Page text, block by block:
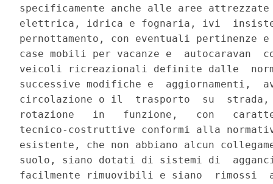
specificamente anche alle aree
elettrica, idrica e fognaria, ivi
pernottamento, con eventuali pertinenze
case mobili per vacanze e
veicoli ricreazionali definite dalle
successive modifiche e
circolazione o il  trasporto  su
rotazione   in   funzione,   con
tecnico-costruttive conformi alla
esistente, che non abbiano alcun
suolo, siano dotati di sistemi di
facilmente rimuovibili e siano  rimossi